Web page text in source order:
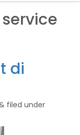
di
filed under